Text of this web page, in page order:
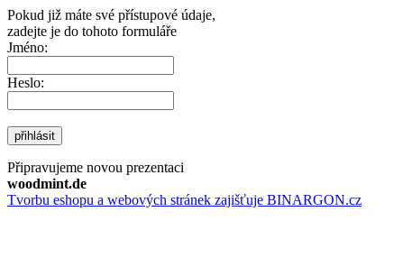
Pokud již máte své přístupové údaje,
zadejte je do tohoto formuláře
Jméno:
Heslo:
přihlásit
Připravujeme novou prezentaci
woodmint.de
Tvorbu eshopu a webových stránek zajišťuje BINARGON.cz